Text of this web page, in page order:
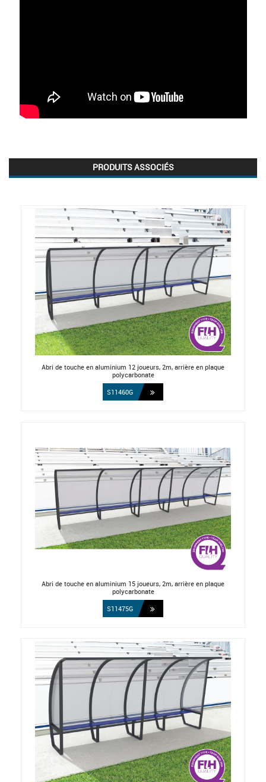
PRODUITS ASSOCIÉS
Abri de touche en aluminium 12 joueurs, 2m, arrière en plaque
polycarbonate
S11460G
Abri de touche en aluminium 15 joueurs, 2m, arrière en plaque
polycarbonate
S11475G